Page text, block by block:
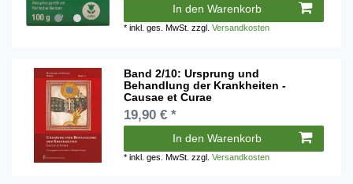
In den Warenkorb
*inkl. ges. MwSt. zzgl.Versandkosten
Band 2/10: Ursprung und
Behandlung der Krankheiten -
Causae et Curae
19,90 € *
In den Warenkorb
*inkl. ges. MwSt. zzgl.Versandkosten